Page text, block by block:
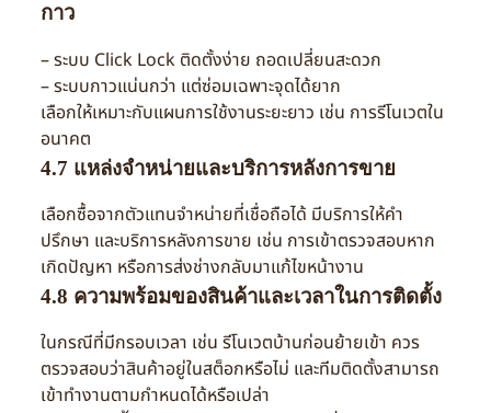
กาว
– ระบบ Click Lock ติดตั้งง่าย ถอดเปลี่ยนสะดวก
– ระบบกาวแน่นกว่า แต่ซ่อมเฉพาะจุดได้ยาก
เลือกให้เหมาะกับแผนการใช้งานระยะยาว เช่น การรีโนเวตใน
อนาคต
4.7 แหล่งจำหน่ายและบริการหลังการขาย
เลือกซื้อจากตัวแทนจำหน่ายที่เชื่อถือได้ มีบริการให้คำ
ปรึกษา และบริการหลังการขาย เช่น การเข้าตรวจสอบหาก
เกิดปัญหา หรือการส่งช่างกลับมาแก้ไขหน้างาน
4.8 ความพร้อมของสินค้าและเวลาในการติดตั้ง
ในกรณีที่มีกรอบเวลา เช่น รีโนเวตบ้านก่อนย้ายเข้า ควร
ตรวจสอบว่าสินค้าอยู่ในสต็อกหรือไม่ และทีมติดตั้งสามารถ
เข้าทำงานตามกำหนดได้หรือเปล่า